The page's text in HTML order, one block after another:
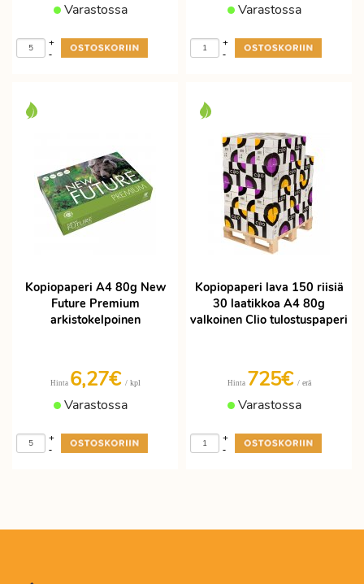
Varastossa
-
+
Varastossa
-
+
Kopiopaperi A4 80g New
Future Premium
arkistokelpoinen
Hinta 6,27€ / kpl
Varastossa
-
+
Kopiopaperi lava 150 riisiä
30 laatikkoa A4 80g
valkoinen Clio tulostuspaperi
Hinta 725€ / erä
Varastossa
-
+